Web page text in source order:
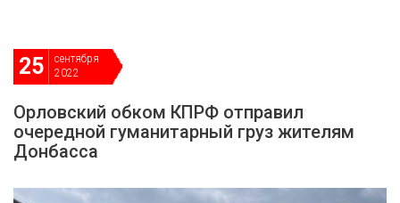
25
сентября
2022
Орловский обком КПРФ отправил
очередной гуманитарный груз жителям
Донбасса